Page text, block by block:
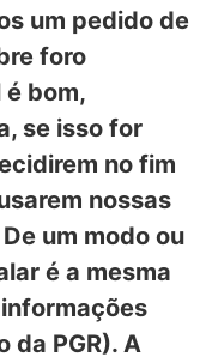
um pedido de
foro
bom,
se isso for
no fim
nossas
um modo ou
é a mesma
da PGR). A